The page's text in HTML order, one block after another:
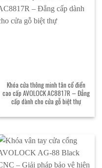
Khóa cửa thông minh tân cổ điển
cao cấp AVOLOCK AC8817R – Đẳng
cấp dành cho cửa gỗ biệt thự